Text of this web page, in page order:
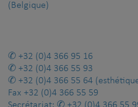
(Belgique)
+32 (0)4 366 95 16
+32 (0)4 366 55 93
+32 (0)4 366 55 64
Fax +32 (0)4 366 55 59